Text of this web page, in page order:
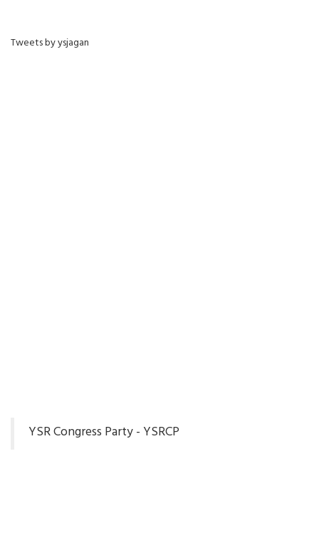
Tweets by ysjagan
YSR Congress Party - YSRCP